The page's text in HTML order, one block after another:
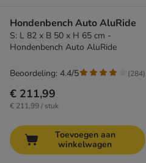
Hondenbench Auto AluRide
S: L 82 x B 50 x H 65 cm -
Hondenbench Auto AluRide
€ 211,99
€ 211,99 / stuk
Beoordeling: 4.4/5 (284)
Toevoegen aan
winkelwagen